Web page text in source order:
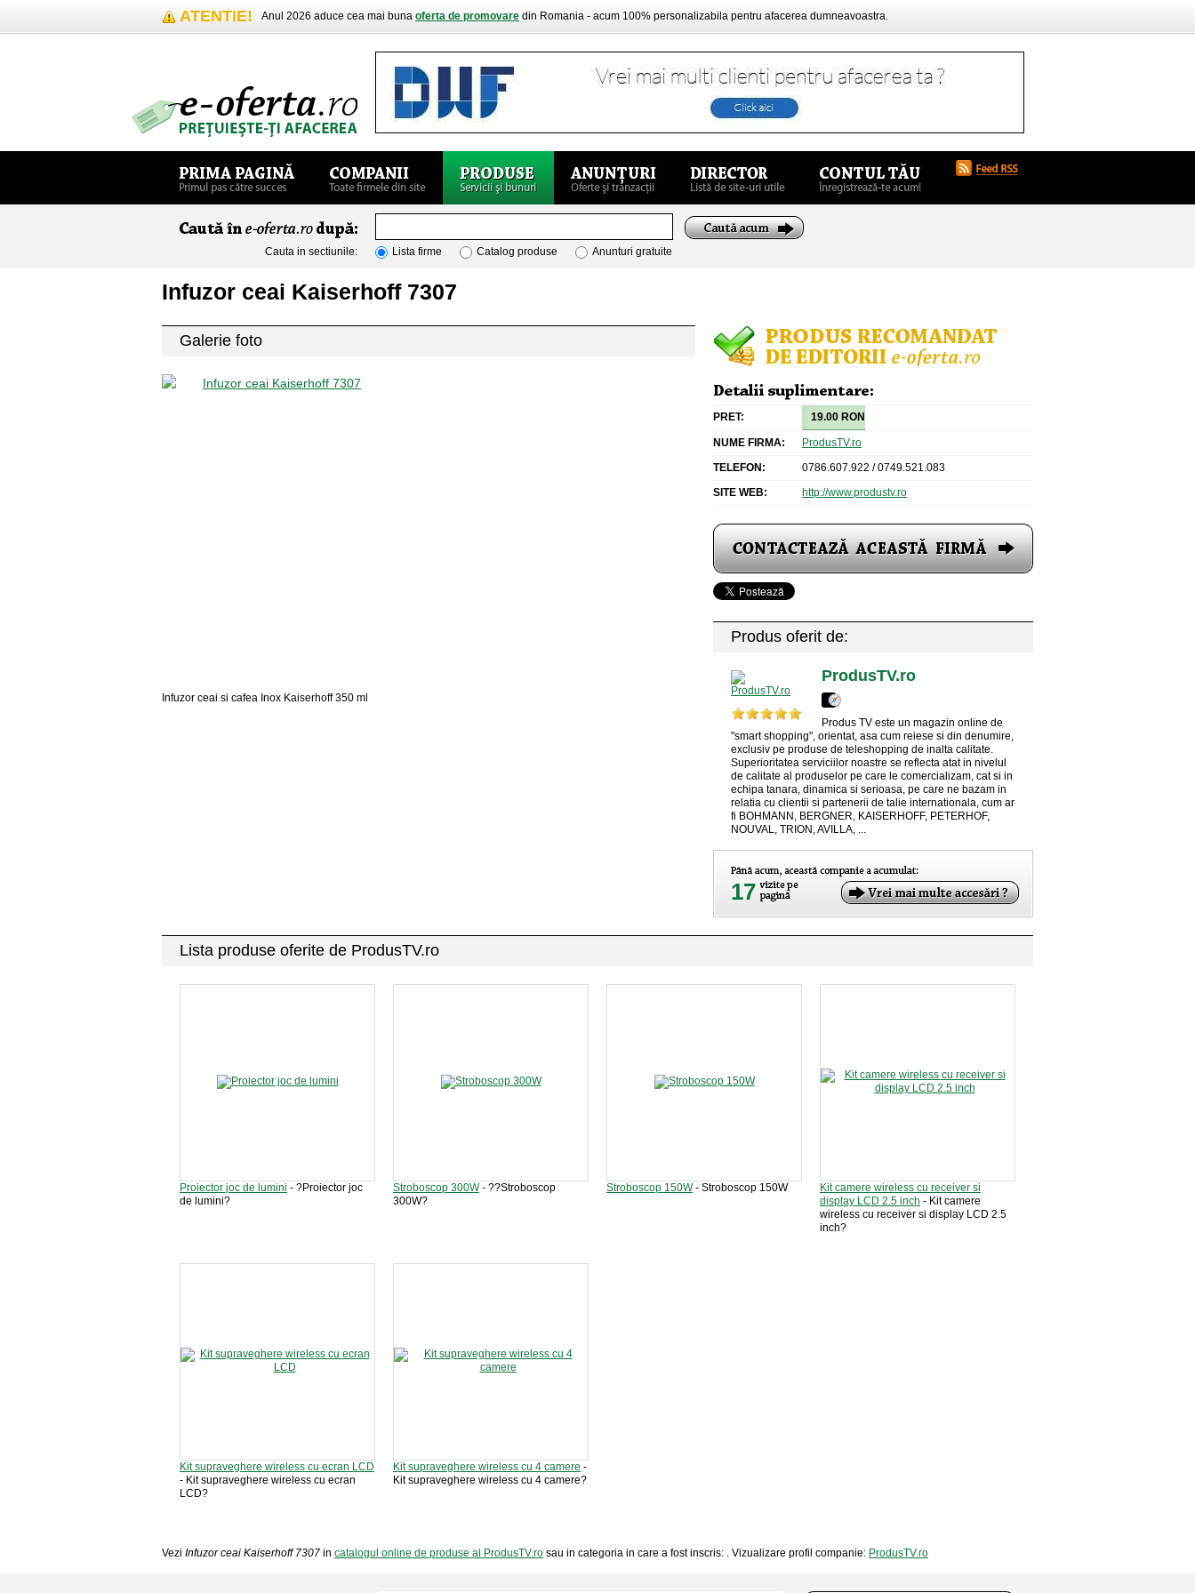
ATENTIE! Anul 2026 aduce cea mai buna oferta de promovare din Romania - acum 100% personalizabila pentru afacerea dumneavoastra.
Cauta in sectiunile: Lista firme Catalog produse Anunturi gratuite
Infuzor ceai Kaiserhoff 7307
Galerie foto
Infuzor ceai si cafea Inox Kaiserhoff 350 ml
PRET: 19.00 RON
NUME FIRMA:
ProdusTV.ro
TELEFON:
0786.607.922 / 0749.521.083
SITE WEB:
http://www.produstv.ro
Produs oferit de:
ProdusTV.ro
Produs TV este un magazin online de
"smart shopping", orientat, asa cum reiese si din denumire,
exclusiv pe produse de teleshopping de inalta calitate.
Superioritatea serviciilor noastre se reflecta atat in nivelul
de calitate al produselor pe care le comercializam, cat si in
echipa tanara, dinamica si serioasa, pe care ne bazam in
relatia cu clientii si partenerii de talie internationala, cum ar
fi BOHMANN, BERGNER, KAISERHOFF, PETERHOF,
NOUVAL, TRION, AVILLA, ...
17
Lista produse oferite de ProdusTV.ro
Proiector joc de lumini - ?Proiector joc
de lumini?
Stroboscop 300W- ??Stroboscop
300W?
Stroboscop 150W- Stroboscop 150W
Kit camere wireless cu receiver si
display LCD 2.5 inch - Kit camere
wireless cu receiver si display LCD 2.5
inch?
Kit supraveghere wireless cu ecran LCD
- Kit supraveghere wireless cu ecran
LCD?
Kit supraveghere wireless cu 4 camere -
Kit supraveghere wireless cu 4 camere?
Vezi Infuzor ceai Kaiserhoff 7307 in catalogul online de produse al ProdusTV.ro sau in categoria in care a fost inscris: . Vizualizare profil companie: ProdusTV.ro